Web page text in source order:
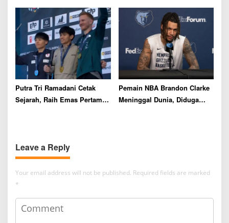
Malang
Putra Tri Ramadani Cetak
Sejarah, Raih Emas Pertama
Pemain NBA Brandon Clarke
Meninggal Dunia, Diduga
Leave a Reply
Your email address will not be published. Required fields are marked
*